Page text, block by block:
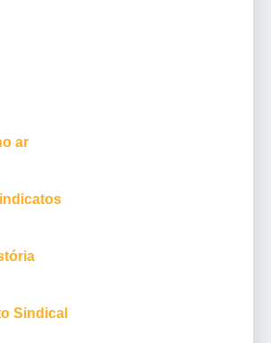
ar
Sindical